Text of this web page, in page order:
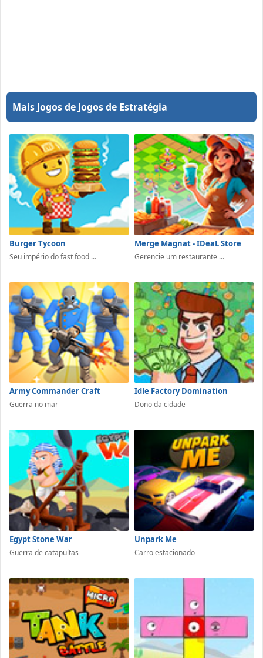
Mais Jogos de Jogos de Estratégia
Burger Tycoon
Seu império do fast food ...
Merge Magnat - IDeaL Store
Gerencie um restaurante ...
Army Commander Craft
Guerra no mar
Idle Factory Domination
Dono da cidade
Egypt Stone War
Guerra de catapultas
Unpark Me
Carro estacionado